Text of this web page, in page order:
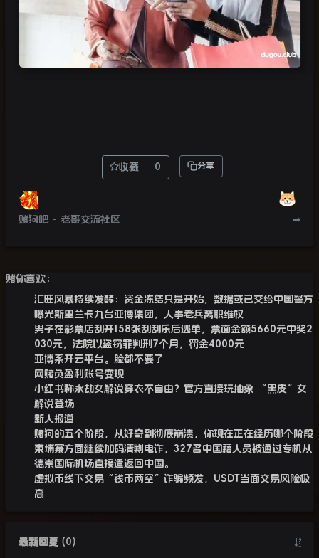
收藏 0 分享
赌狗吧 - 老哥交流社区 ➦
赌你喜欢：
汇旺风暴持续发酵：资金冻结只是开始，数据或已交给中国警方
曝光斯里兰卡九台亚博集团，人事老兵离职维权
男子在彩票店刮开158张刮刮乐后逃单，票面金额5660元中奖2
030元，法院以盗窃罪判刑7个月，罚金4000元
亚博系开云平台。脸都不要了
网赌负盈利账号变现
小红书称永劫女解说穿衣不自由？官方直接玩抽象 “黑皮”女
解说登场
新人报道
赌狗的五个阶段，从好奇到彻底崩溃，你现在正在经历哪个阶段
柬埔寨方面继续加码清剿电诈，327名中国籍人员被通过专机从
德崇国际机场直接遣返回中国。
虚拟币线下交易“钱币两空”诈骗频发，USDT当面交易风险极
高
最新回复 (0 )